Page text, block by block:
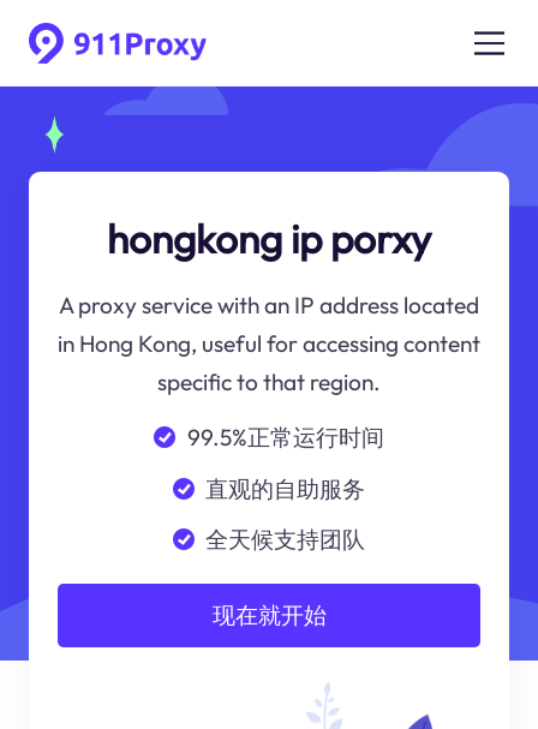
hongkong ip porxy
A proxy service with an IP address located
in Hong Kong, useful for accessing content
specific to that region.
99.5%正常运行时间
直观的自助服务
全天候支持团队
现在就开始